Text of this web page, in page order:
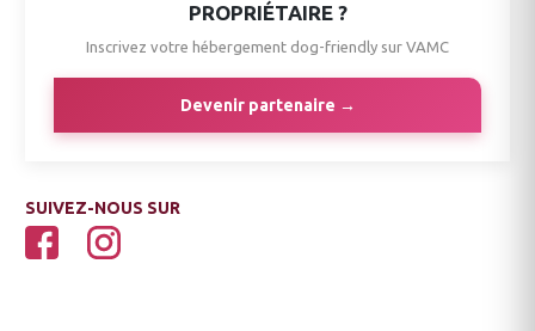
PROPRIÉTAIRE ?
Inscrivez votre hébergement dog-friendly sur VAMC
Devenir partenaire →
SUIVEZ-NOUS SUR